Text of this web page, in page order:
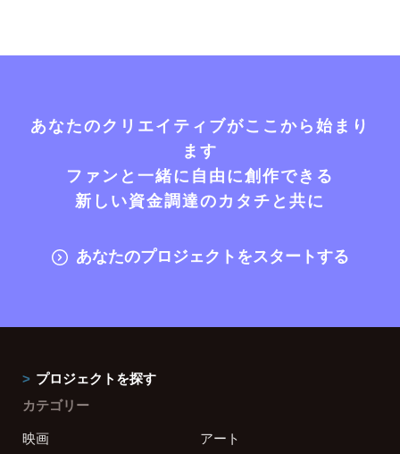
あなたのクリエイティブがここから始まり
ます
ファンと一緒に自由に創作できる
新しい資金調達のカタチと共に
あなたのプロジェクトをスタートする
プロジェクトを探す
カテゴリー
映画
アート